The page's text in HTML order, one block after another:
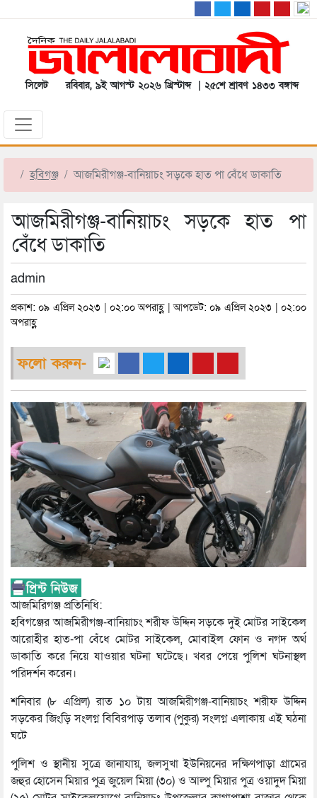
সিলেট রবিবার, ৯ই আগস্ট ২০২৬ খ্রিস্টাব্দ | ২৫শে শ্রাবণ ১৪৩৩ বঙ্গাব্দ
হবিগঞ্জ আজমিরীগঞ্জ-বানিয়াচং সড়কে হাত পা বেঁধে ডাকাতি
আজমিরীগঞ্জ-বানিয়াচং সড়কে হাত পা
বেঁধে ডাকাতি
admin
প্রকাশ: ০৯ এপ্রিল ২০২৩ | ০২:০০ অপরাহ্ণ | আপডেট: ০৯ এপ্রিল ২০২৩ | ০২:০০
অপরাহ্ণ
ফলো করুন-
আজমিরিগঞ্জ প্রতিনিধি:
হবিগঞ্জের আজমিরীগঞ্জ-বানিয়াচং শরীফ উদ্দিন সড়কে দুই মোটর সাইকেল
আরোহীর হাত-পা বেঁধে মোটর সাইকেল, মোবাইল ফোন ও নগদ অর্থ
ডাকাতি করে নিয়ে যাওয়ার ঘটনা ঘটেছে। খবর পেয়ে পুলিশ ঘটনাস্থল
পরিদর্শন করেন।
শনিবার (৮ এপ্রিল) রাত ১০ টায় আজমিরীগঞ্জ-বানিয়াচং শরীফ উদ্দিন
সড়কের জিংড়ি সংলগ্ন বিবিরপাড় তলাব (পুকুর) সংলগ্ন এলাকায় এই ঘঠনা
ঘটে
পুলিশ ও স্থানীয় সুত্রে জানাযায়, জলসুখা ইউনিয়নের দক্ষিণপাড়া গ্রামের
জহুর হোসেন মিয়ার পুত্র জুয়েল মিয়া (৩০) ও আল্পু মিয়ার পুত্র ওয়াদুদ মিয়া